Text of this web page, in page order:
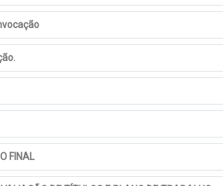
FINAL